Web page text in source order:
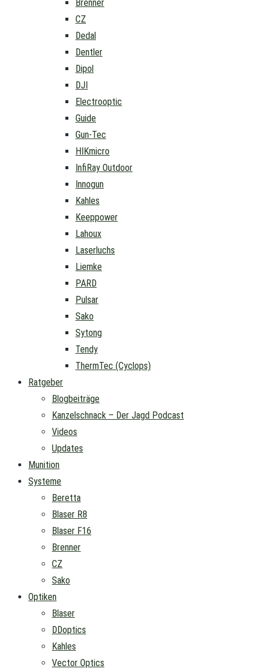
Brenner
CZ
Dedal
Dentler
Dipol
DJI
Electrooptic
Guide
Gun-Tec
HIKmicro
InfiRay Outdoor
Innogun
Kahles
Keeppower
Lahoux
Laserluchs
Liemke
PARD
Pulsar
Sako
Sytong
Tendy
ThermTec (Cyclops)
Ratgeber
Blogbeiträge
Kanzelschnack – Der Jagd Podcast
Videos
Updates
Munition
Systeme
Beretta
Blaser R8
Blaser F16
Brenner
CZ
Sako
Optiken
Blaser
DDoptics
Kahles
Vector Optics